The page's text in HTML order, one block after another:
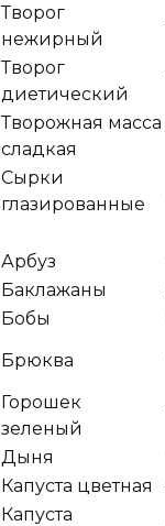
Творог
нежирный
Творог
диетический
Творожная масса
сладкая
Сырки
глазированные
Арбуз
Баклажаны
Бобы
Брюква
Горошек
зеленый
Дыня
Капуста цветная
Капуста